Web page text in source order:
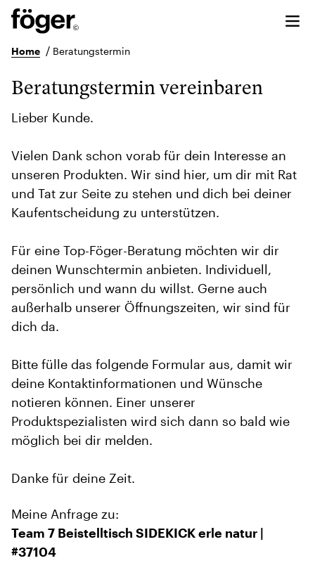
Home / Beratungstermin
Beratungstermin vereinbaren
Lieber Kunde.
Vielen Dank schon vorab für dein Interesse an
unseren Produkten. Wir sind hier, um dir mit Rat
und Tat zur Seite zu stehen und dich bei deiner
Kaufentscheidung zu unterstützen.
Für eine Top-Föger-Beratung möchten wir dir
deinen Wunschtermin anbieten. Individuell,
persönlich und wann du willst. Gerne auch
außerhalb unserer Öffnungszeiten, wir sind für
dich da.
Bitte fülle das folgende Formular aus, damit wir
deine Kontaktinformationen und Wünsche
notieren können. Einer unserer
Produktspezialisten wird sich dann so bald wie
möglich bei dir melden.
Danke für deine Zeit.
Meine Anfrage zu:
Team 7 Beistelltisch SIDEKICK erle natur |
#37104